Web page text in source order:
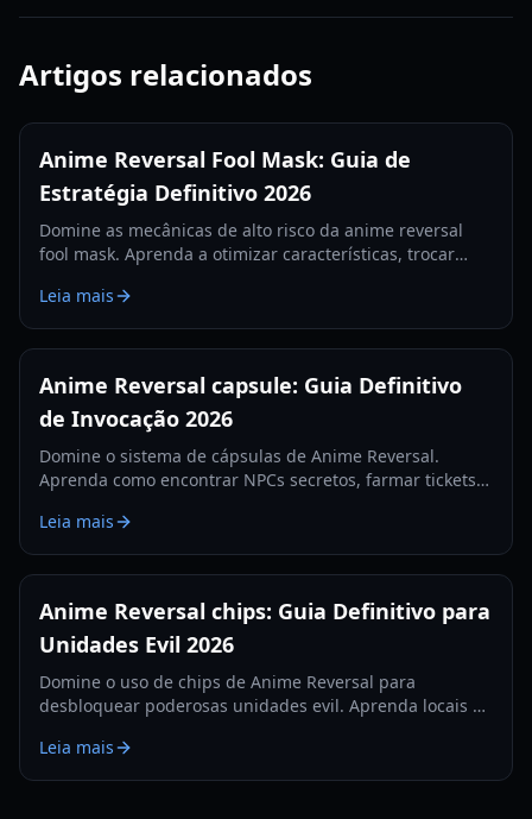
Artigos relacionados
Anime Reversal Fool Mask: Guia de
Estratégia Definitivo 2026
Domine as mecânicas de alto risco da anime reversal
fool mask. Aprenda a otimizar características, trocar
especializado.
Leia mais
Anime Reversal capsule: Guia Definitivo
de Invocação 2026
Domine o sistema de cápsulas de Anime Reversal.
Aprenda como encontrar NPCs secretos, farmar tickets
2026.
Leia mais
Anime Reversal chips: Guia Definitivo para
Unidades Evil 2026
Domine o uso de chips de Anime Reversal para
desbloquear poderosas unidades evil. Aprenda locais de
nosso guia abrangente.
Leia mais